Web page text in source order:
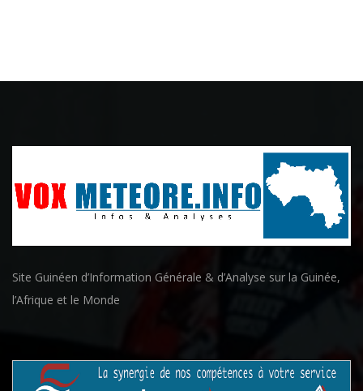
Site Guinéen d’Information Générale & d’Analyse sur la Guinée,
l’Afrique et le Monde